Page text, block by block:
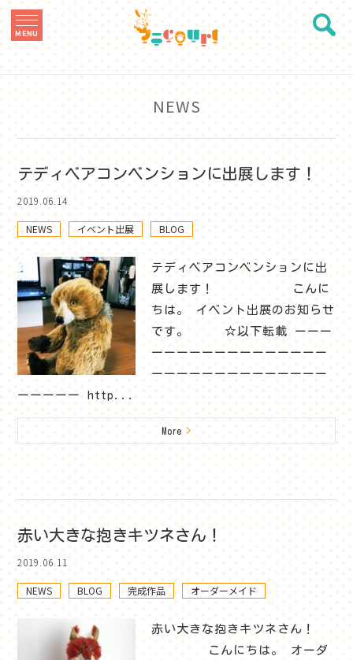
MENU
NEWS
テディベアコンベンションに出展します！
2019.06.14
NEWS イベント出展 BLOG
テディベアコンベンションに出
展します！ こんに
ちは。 イベント出展のお知らせ
です。 ☆以下転載 ーーー
ーーーーーーーーーーーーーー
ーーーーーーーーーーーーーー
ーーーーー http...
More>
赤い大きな抱きキツネさん！
2019.06.11
NEWS BLOG 完成作品 オーダーメイド
赤い大きな抱きキツネさん！
こんにちは。 オーダ